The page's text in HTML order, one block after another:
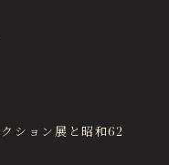
ション展と昭和62